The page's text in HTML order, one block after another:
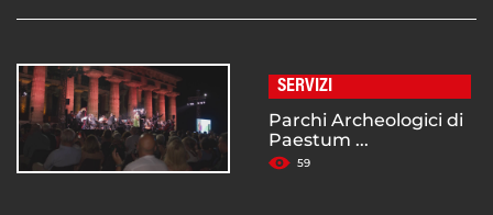
SERVIZI
Parchi Archeologici di
Paestum ...
59